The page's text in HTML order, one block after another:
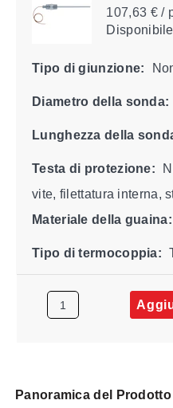
107,63 € /
Disponibile
Tipo di giunzione:
Diametro della sonda:
Lunghezza della
Testa di protezione:
vite, filettatura interna,
Materiale della guaina:
Tipo di termocoppia:
Panoramica del Prodotto